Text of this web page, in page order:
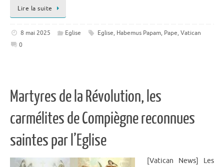
Lire la suite
8 mai 2025 Eglise Eglise, Habemus Papam, Pape, Vatican
0
Martyres de la Révolution, les
carmélites de Compiègne reconnues
saintes par l’Eglise
[Vatican News] Les